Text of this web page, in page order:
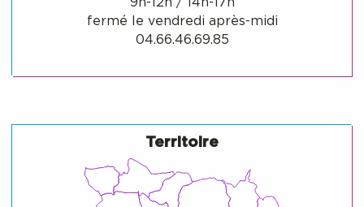
fermé le vendredi après-midi
04.66.46.69.85
Territoire